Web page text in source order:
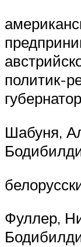
политик-
Шабуня,
Фуллер,